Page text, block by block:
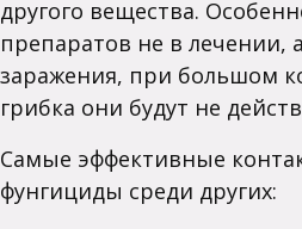
другого вещества.
препаратов не в лечении,
заражения, при большом
грибка они будут не
Самые эффективные
фунгициды среди других: